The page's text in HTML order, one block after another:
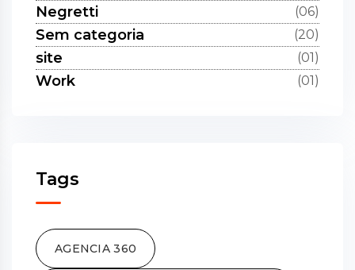
Negretti (06)
Sem categoria (20)
site (01)
Work (01)
Tags
AGENCIA 360